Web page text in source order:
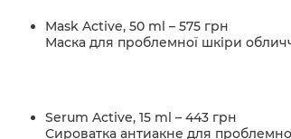
Mask Active, 50 ml – 575 грн
Маска для проблемної шкіри
Serum Active, 15 ml – 443 грн
Сироватка антиакне для